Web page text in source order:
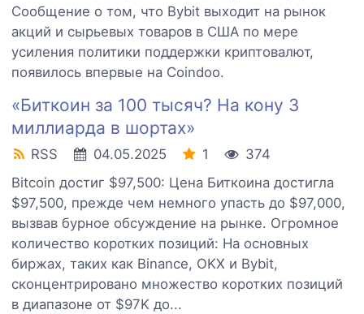
Сообщение о том, что Bybit выходит на рынок
акций и сырьевых товаров в США по мере
усиления политики поддержки криптовалют,
появилось впервые на Coindoo.
«Биткоин за 100 тысяч? На кону 3
миллиарда в шортах»
RSS 04.05.2025 1
374
Bitcoin достиг $97,500: Цена Биткоина достигла
$97,500, прежде чем немного упасть до $97,000,
вызвав бурное обсуждение на рынке. Огромное
количество коротких позиций: На основных
биржах, таких как Binance, OKX и Bybit,
сконцентрировано множество коротких позиций
в диапазоне от $97K до...